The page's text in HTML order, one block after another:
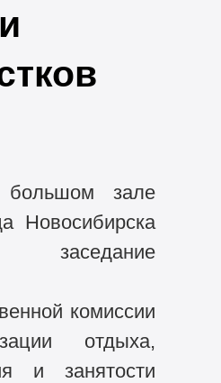
зале
Новосибирска
заседание
комиссии
отдыха,
и занятости